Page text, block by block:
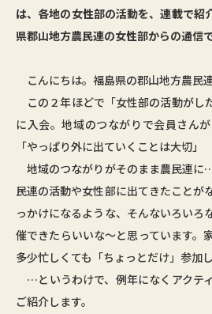
は、各地の女性部の活動を、連載で紹
県郡山地方農民連の女性部からの通信で
こんにちは。福島県の郡山地方農民連
この２年ほどで「女性部の活動がし
に入会。地域のつながりで会員さん
「やっぱり外に出ていくことは大切」
地域のつながりがそのまま農民連に
民連の活動や女性部に出てきたことが
っかけになるような、そんないろいろ
催できたらいいな～と思っています。
多少忙しくても「ちょっとだけ」参加
…というわけで、例年になくアクテ
ご紹介します。